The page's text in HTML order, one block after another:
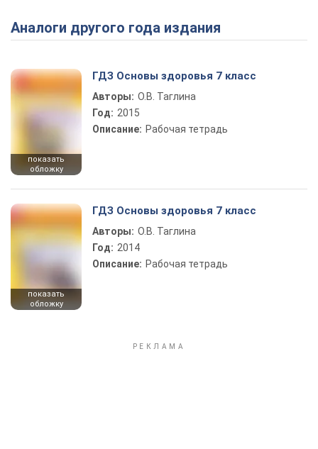
Play Video
Аналоги другого года издания
показать
обложку
ГДЗ Основы здоровья 7 класс
Авторы: О.В. Таглина
Год: 2015
Описание: Рабочая тетрадь
показать
обложку
ГДЗ Основы здоровья 7 класс
Авторы: О.В. Таглина
Год: 2014
Описание: Рабочая тетрадь